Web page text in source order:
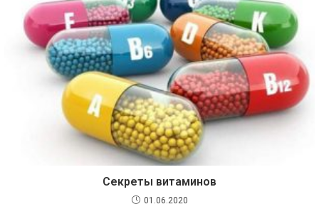
Секреты витаминов
01.06.2020